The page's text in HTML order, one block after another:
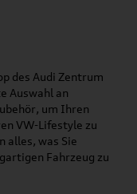
des Audi Zentrum
Auswahl an
um Ihren
VW-Lifestyle zu
alles, was Sie
Fahrzeug zu